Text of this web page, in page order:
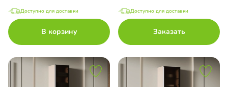
Доступно для доставки
В корзину
Доступно для доставки
Заказать